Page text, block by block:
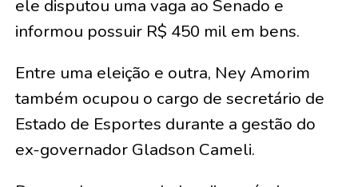
ele disputou uma vaga ao Senado e
informou possuir R$ 450 mil em bens.
Entre uma eleição e outra, Ney Amorim
também ocupou o cargo de secretário de
Estado de Esportes durante a gestão do
ex-governador Gladson Cameli.